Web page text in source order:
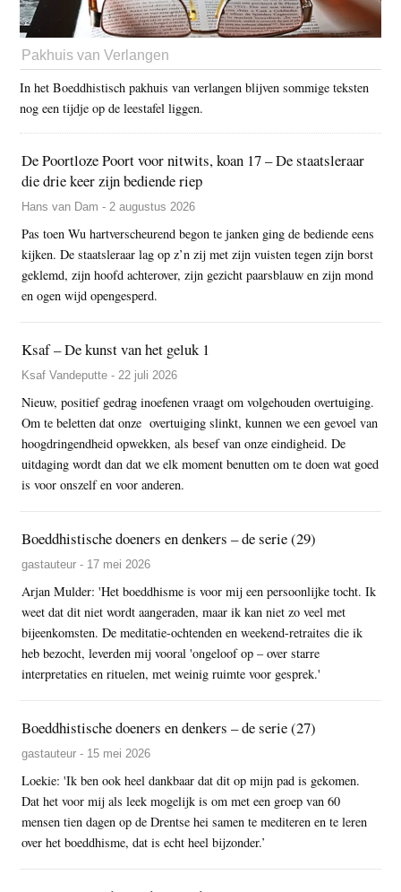
Pakhuis van Verlangen
In het Boeddhistisch pakhuis van verlangen blijven sommige teksten
nog een tijdje op de leestafel liggen.
De Poortloze Poort voor nitwits, koan 17 – De staatsleraar
die drie keer zijn bediende riep
Hans van Dam - 2 augustus 2026
Pas toen Wu hartverscheurend begon te janken ging de bediende eens
kijken. De staatsleraar lag op z’n zij met zijn vuisten tegen zijn borst
geklemd, zijn hoofd achterover, zijn gezicht paarsblauw en zijn mond
en ogen wijd opengesperd.
Ksaf – De kunst van het geluk 1
Ksaf Vandeputte - 22 juli 2026
Nieuw, positief gedrag inoefenen vraagt om volgehouden overtuiging.
Om te beletten dat onze overtuiging slinkt, kunnen we een gevoel van
hoogdringendheid opwekken, als besef van onze eindigheid. De
uitdaging wordt dan dat we elk moment benutten om te doen wat goed
is voor onszelf en voor anderen.
Boeddhistische doeners en denkers – de serie (29)
gastauteur - 17 mei 2026
Arjan Mulder: 'Het boeddhisme is voor mij een persoonlijke tocht. Ik
weet dat dit niet wordt aangeraden, maar ik kan niet zo veel met
bijeenkomsten. De meditatie-ochtenden en weekend-retraites die ik
heb bezocht, leverden mij vooral 'ongeloof op – over starre
interpretaties en rituelen, met weinig ruimte voor gesprek.'
Boeddhistische doeners en denkers – de serie (27)
gastauteur - 15 mei 2026
Loekie: 'Ik ben ook heel dankbaar dat dit op mijn pad is gekomen.
Dat het voor mij als leek mogelijk is om met een groep van 60
mensen tien dagen op de Drentse hei samen te mediteren en te leren
over het boeddhisme, dat is echt heel bijzonder.’